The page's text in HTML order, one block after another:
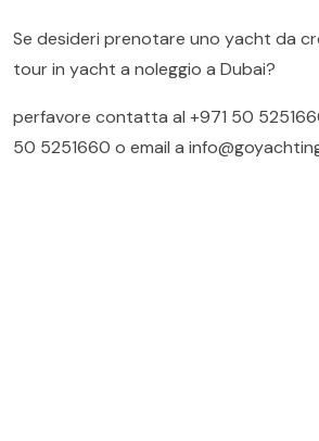
Se desideri prenotare uno yacht da
tour in yacht a noleggio a Dubai?
perfavore contatta al +971 50
50 5251660 o email a